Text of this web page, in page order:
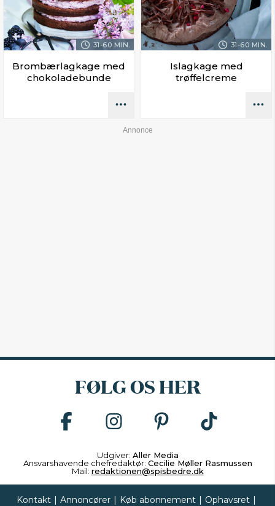
31-60 MIN.
Brombærlagkage med
chokoladebunde
31-60 MIN.
Islagkage med
trøffelcreme
FØLG OS HER
Udgiver: Aller Media
Ansvarshavende chefredaktør: Cecilie Møller Rasmussen
Mail: redaktionen@spisbedre.dk
Kontakt | Annoncører | Køb abonnement | Ophavsret |